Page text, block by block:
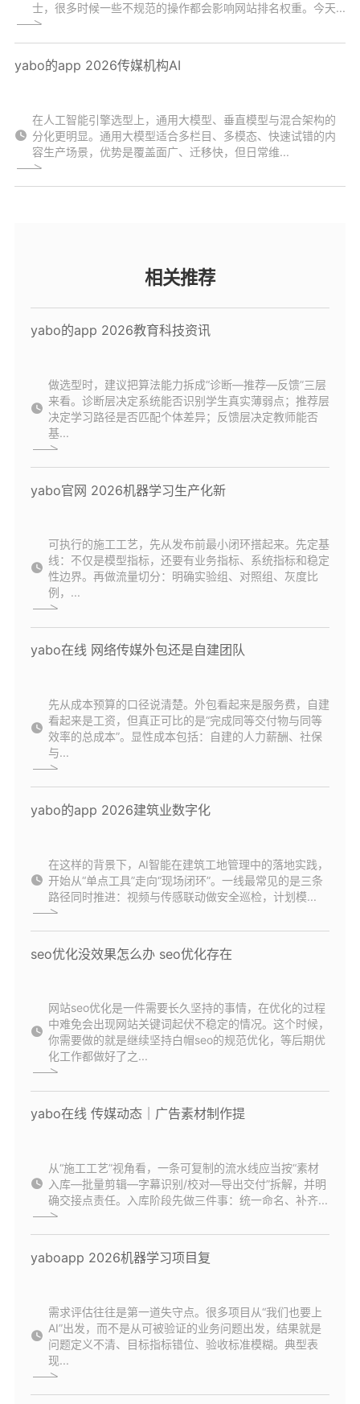
士，很多时候一些不规范的操作都会影响网站排名权重。今天...
yabo的app 2026传媒机构AI
在人工智能引擎选型上，通用大模型、垂直模型与混合架构的
分化更明显。通用大模型适合多栏目、多模态、快速试错的内
容生产场景，优势是覆盖面广、迁移快，但日常维...
相关推荐
yabo的app 2026教育科技资讯
做选型时，建议把算法能力拆成“诊断—推荐—反馈”三层
来看。诊断层决定系统能否识别学生真实薄弱点；推荐层
决定学习路径是否匹配个体差异；反馈层决定教师能否
基...
yabo官网 2026机器学习生产化新
可执行的施工工艺，先从发布前最小闭环搭起来。先定基
线：不仅是模型指标，还要有业务指标、系统指标和稳定
性边界。再做流量切分：明确实验组、对照组、灰度比
例，...
yabo在线 网络传媒外包还是自建团队
先从成本预算的口径说清楚。外包看起来是服务费，自建
看起来是工资，但真正可比的是“完成同等交付物与同等
效率的总成本”。显性成本包括：自建的人力薪酬、社保
与...
yabo的app 2026建筑业数字化
在这样的背景下，AI智能在建筑工地管理中的落地实践，
开始从“单点工具”走向“现场闭环”。一线最常见的是三条
路径同时推进：视频与传感联动做安全巡检，计划模...
seo优化没效果怎么办 seo优化存在
网站seo优化是一件需要长久坚持的事情，在优化的过程
中难免会出现网站关键词起伏不稳定的情况。这个时候，
你需要做的就是继续坚持白帽seo的规范优化，等后期优
化工作都做好了之...
yabo在线 传媒动态｜广告素材制作提
从“施工工艺”视角看，一条可复制的流水线应当按“素材
入库—批量剪辑—字幕识别/校对—导出交付”拆解，并明
确交接点责任。入库阶段先做三件事：统一命名、补齐...
yaboapp 2026机器学习项目复
需求评估往往是第一道失守点。很多项目从“我们也要上
AI”出发，而不是从可被验证的业务问题出发，结果就是
问题定义不清、目标指标错位、验收标准模糊。典型表
现...